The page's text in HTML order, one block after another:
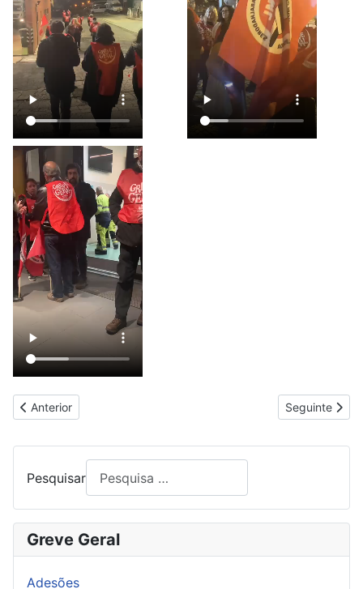
Artigo anterior: POSTO DE LIMPEZA DA JUNTA DE FREGUESIA
Anterior Artigo
Seguinte
Pesquisar
Greve Geral
Adesões